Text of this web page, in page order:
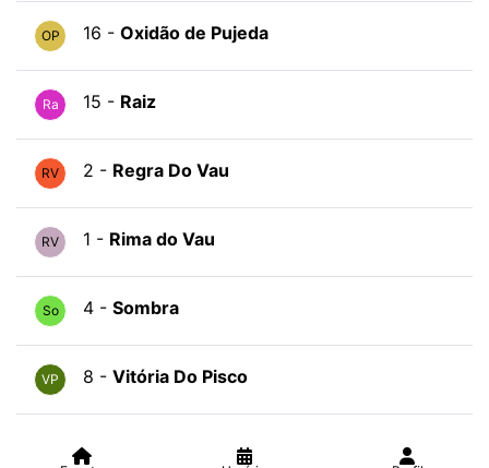
OP 16 - Oxidão de Pujeda
Ra 15 - Raiz
RV 2 - Regra Do Vau
RV 1 - Rima do Vau
So 4 - Sombra
VP 8 - Vitória Do Pisco